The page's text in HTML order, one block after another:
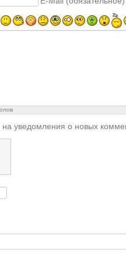
на уведомления о новых